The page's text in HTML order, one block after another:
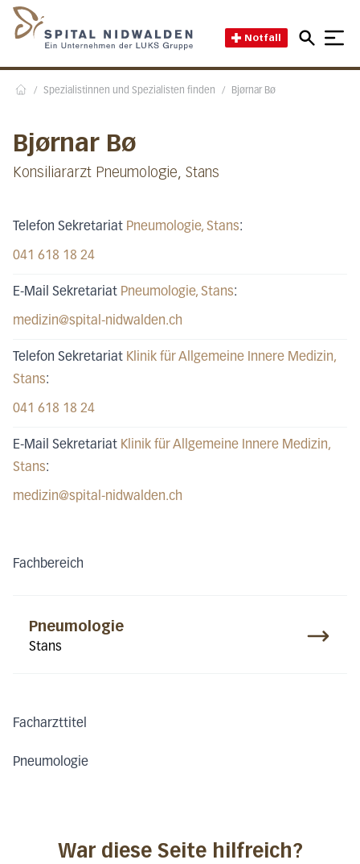
Notfall
/ Spezialistinnen und Spezialisten finden / Bjørnar Bø
Bjørnar Bø
Konsiliararzt Pneumologie, Stans
Telefon Sekretariat Pneumologie, Stans:
041 618 18 24
E-Mail Sekretariat Pneumologie, Stans:
medizin@spital-nidwalden.ch
Telefon Sekretariat Klinik für Allgemeine Innere Medizin,
Stans:
041 618 18 24
E-Mail Sekretariat Klinik für Allgemeine Innere Medizin,
Stans:
medizin@spital-nidwalden.ch
Fachbereich
Pneumologie
Stans
Facharzttitel
Pneumologie
War diese Seite hilfreich?